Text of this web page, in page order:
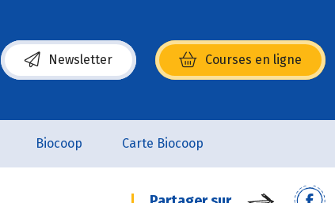
Newsletter Courses en ligne
(s’ouvre dans une nouvelle fenêtre)
Biocoop Carte Biocoop